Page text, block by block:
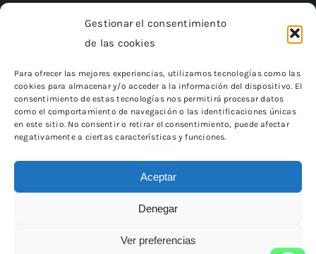
Gestionar el consentimiento
de las cookies
Para ofrecer las mejores experiencias, utilizamos tecnologías como las
cookies para almacenar y/o acceder a la información del dispositivo. El
consentimiento de estas tecnologías nos permitirá procesar datos
como el comportamiento de navegación o las identificaciones únicas
en este sitio. No consentir o retirar el consentimiento, puede afectar
negativamente a ciertas características y funciones.
Aceptar
Denegar
Ver preferencias
«Financiado por la Unión Europea – NextGenerationEU.
y no reflejan necesariamente los de la Unión Europea o la Comisión